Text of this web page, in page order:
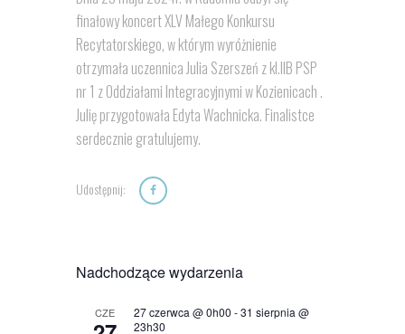
finałowy koncert XLV Małego Konkursu
Recytatorskiego, w którym wyróżnienie
otrzymała uczennica Julia Szerszeń z kl.IIB PSP
nr 1 z Oddziałami Integracyjnymi w Kozienicach .
Julię przygotowała Edyta Wachnicka. Finalistce
serdecznie gratulujemy.
Udostępnij:
Nadchodzące wydarzenia
CZE 27 czerwca @ 0h00 -31 sierpnia @
23h30